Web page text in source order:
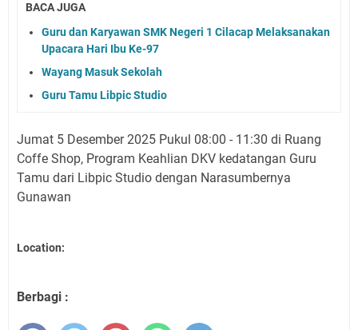
BACA JUGA
Guru dan Karyawan SMK Negeri 1 Cilacap Melaksanakan
Upacara Hari Ibu Ke-97
Wayang Masuk Sekolah
Guru Tamu Libpic Studio
Jumat 5 Desember 2025 Pukul 08:00 - 11:30 di Ruang
Coffe Shop, Program Keahlian DKV kedatangan Guru
Tamu dari Libpic Studio dengan Narasumbernya
Gunawan
Location:
Berbagi :